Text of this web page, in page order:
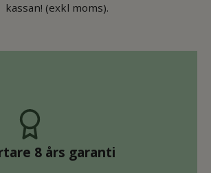
kassan! (exkl moms).
8 års garanti